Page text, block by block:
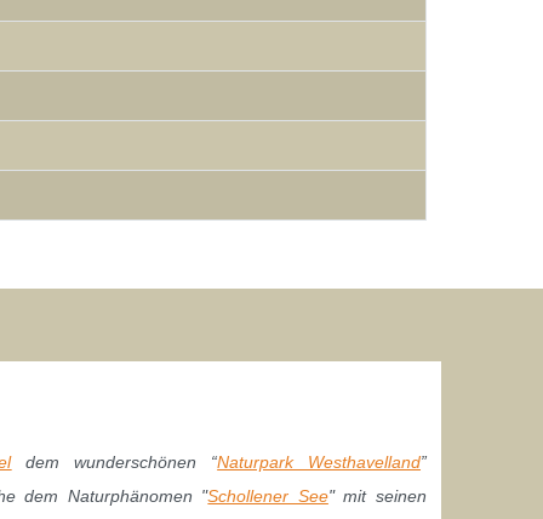
dem wunderschönen “Naturpark Westhavelland”
dem Naturphänomen "Schollener See" mit seinen